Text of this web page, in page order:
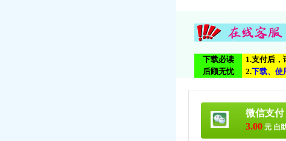
下载必读
后顾无忧
1.支付后，
2.下载、 使
微信支付
3.00 元 自